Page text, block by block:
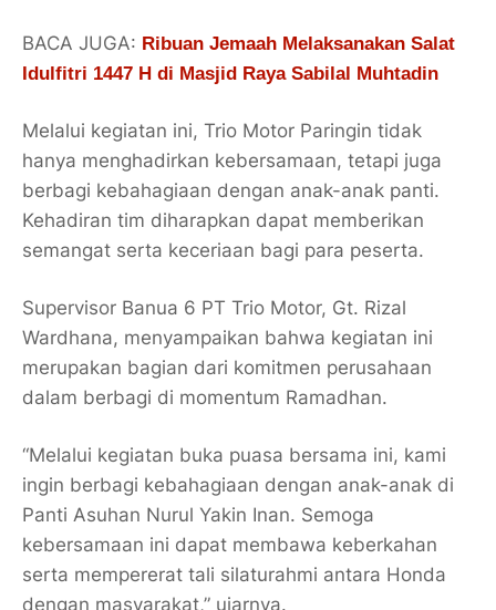
BACA JUGA: Ribuan Jemaah Melaksanakan Salat
Idulfitri 1447 H di Masjid Raya Sabilal Muhtadin
Melalui kegiatan ini, Trio Motor Paringin tidak
hanya menghadirkan kebersamaan, tetapi juga
berbagi kebahagiaan dengan anak-anak panti.
Kehadiran tim diharapkan dapat memberikan
semangat serta keceriaan bagi para peserta.
Supervisor Banua 6 PT Trio Motor, Gt. Rizal
Wardhana, menyampaikan bahwa kegiatan ini
merupakan bagian dari komitmen perusahaan
dalam berbagi di momentum Ramadhan.
“Melalui kegiatan buka puasa bersama ini, kami
ingin berbagi kebahagiaan dengan anak-anak di
Panti Asuhan Nurul Yakin Inan. Semoga
kebersamaan ini dapat membawa keberkahan
serta mempererat tali silaturahmi antara Honda
dengan masyarakat,” ujarnya.